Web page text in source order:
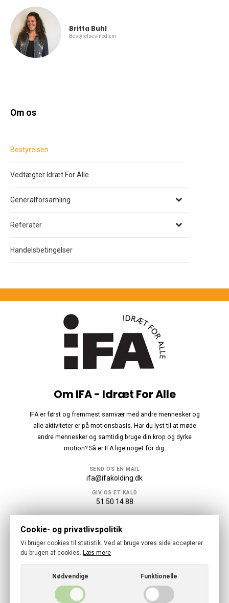
Britta Buhl
Bestyrelsesmedlem
Om os
Bestyrelsen
Vedtægter Idræt For Alle
Generalforsamling
Referater
Handelsbetingelser
Om IFA - Idræt For Alle
IFA er først og fremmest samvær med andre mennesker og
alle aktiviteter er på motionsbasis. Har du lyst til at møde
andre mennesker og samtidig bruge din krop og dyrke
motion? Så er IFA lige noget for dig.
SEND OS EN MAIL
ifa@ifakolding.dk
GIV OS ET KALD
51 50 14 88
Følg os
© 2026 · Idræt For Alle
Cookie- og privatlivspolitik
Vi bruger cookies til statistik. Ved at bruge vores side accepterer
du brugen af cookies. Læs mere
Nødvendige Funktionelle